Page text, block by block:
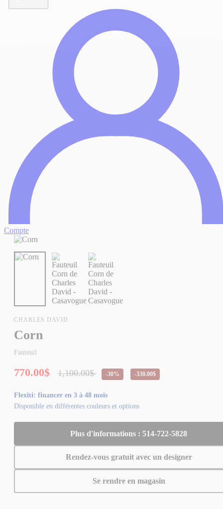
Compte
CHARLES DAVID
Corn
Fauteuil
770.00$ 1,100.00$ -30% -330.00$
Flexiti: financer en 3 à 48 mois
Disponible en différentes couleurs et options
Plus d'informations : 514-722-5828
Rendez-vous gratuit avec un designer
Se rendre en magasin